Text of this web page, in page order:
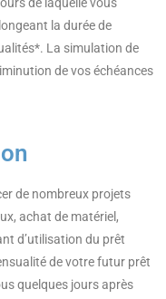
la durée de
La simulation de
de vos échéances
de nombreux projets
achat de matériel,
d’utilisation du prêt
de votre futur prêt
quelques jours après